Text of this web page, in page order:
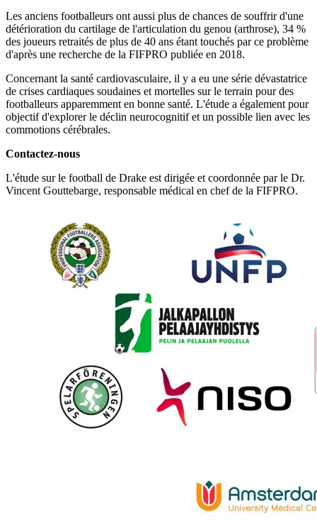
Les anciens footballeurs ont aussi plus de chances de souffrir d'une
détérioration du cartilage de l'articulation du genou (arthrose), 34 %
des joueurs retraités de plus de 40 ans étant touchés par ce problème
d'après une recherche de la FIFPRO publiée en 2018.
Concernant la santé cardiovasculaire, il y a eu une série dévastatrice
de crises cardiaques soudaines et mortelles sur le terrain pour des
footballeurs apparemment en bonne santé. L'étude a également pour
objectif d'explorer le déclin neurocognitif et un possible lien avec les
commotions cérébrales.
Contactez-nous
L'étude sur le football de Drake est dirigée et coordonnée par le Dr.
Vincent Gouttebarge, responsable médical en chef de la FIFPRO.